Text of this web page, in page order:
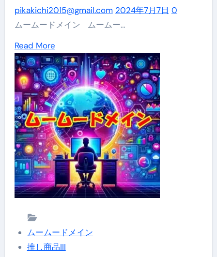
ヘ
テ
ル
の
連
携
ガ
イ
ド
pikakichi2015@gmail.com 2024年7月7日 0
ムームードメイン ムームー…
Read MoreRead
more
about
安
全
で
簡
単！
ム
ー
ム
メ
イ
ムームードメイン
推し商品III